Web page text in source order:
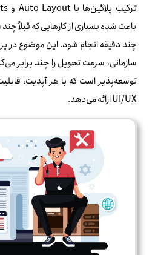
باعث شده بسیاری از کارهایی که قبلاً
چند دقیقه انجام شود. این موضوع در
توسعه‌پذیر است که با هر آپدیت،
UI/UX ارائه می‌دهد.